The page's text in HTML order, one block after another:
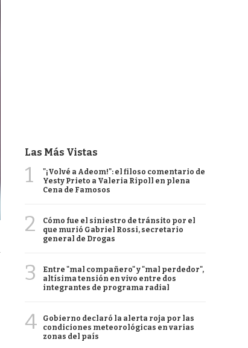
Las Más Vistas
1
"¡Volvé a Adeom!": el filoso comentario de
Yesty Prieto a Valeria Ripoll en plena
Cena de Famosos
2
Cómo fue el siniestro de tránsito por el
que murió Gabriel Rossi, secretario
general de Drogas
3
Entre "mal compañero" y "mal perdedor",
altísima tensión en vivo entre dos
integrantes de programa radial
4
Gobierno declaró la alerta roja por las
condiciones meteorológicas en varias
zonas del país